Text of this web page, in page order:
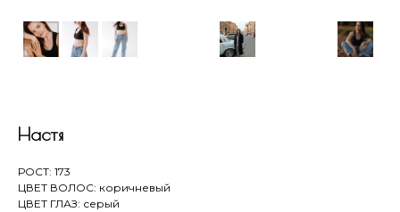
Настя
РОСТ: 173
ЦВЕТ ВОЛОС: коричневый
ЦВЕТ ГЛАЗ: серый